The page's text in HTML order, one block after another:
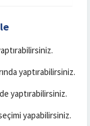
yaptırabilirsiniz.
yaptırabilirsiniz.
yapabilirsiniz.